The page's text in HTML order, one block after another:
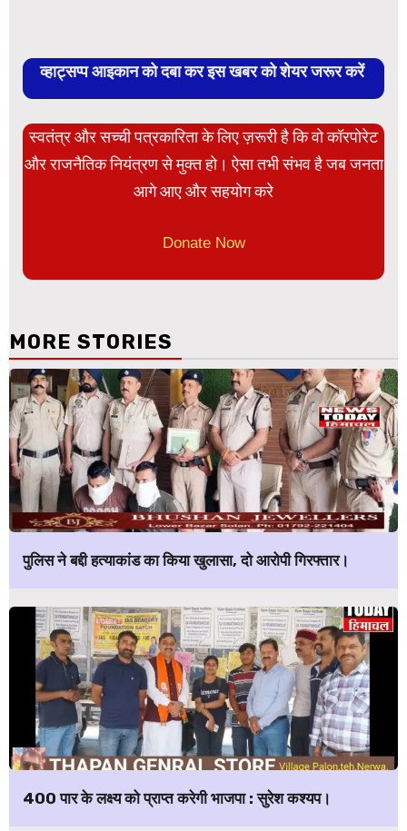
व्हाट्सप्प आइकान को दबा कर इस खबर को शेयर जरूर करें
स्वतंत्र और सच्ची पत्रकारिता के लिए ज़रूरी है कि वो कॉरपोरेट
और राजनैतिक नियंत्रण से मुक्त हो। ऐसा तभी संभव है जब जनता
आगे आए और सहयोग करे
Donate Now
MORE STORIES
पुलिस ने बद्दी हत्याकांड का किया खुलासा, दो आरोपी गिरफ्तार।
400 पार के लक्ष्य को प्राप्त करेगी भाजपा : सुरेश कश्यप।